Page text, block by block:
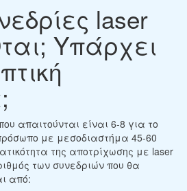
laser
Υπάρχει
απαιτούνται είναι 6-8 για το
με μεσοδιαστήμα 45-60
της αποτρίχωσης με laser
των συνεδριών που θα
από: